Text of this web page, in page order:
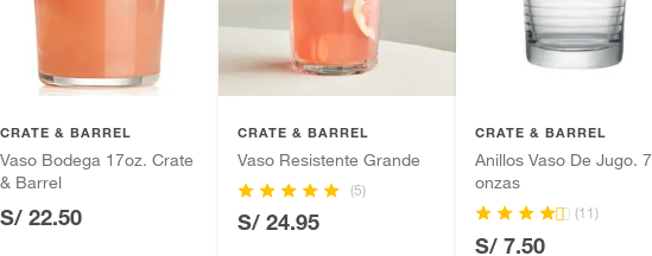
productos para asfalto.
tecnología, línea blanca, colchones, muebles,
suplementos alimenticios, vitaminas.
CRATE & BARREL
Vaso Bodega 17oz. Crate
& Barrel
S/ 22.50
CRATE & BARREL
Vaso Resistente Grande
(5)
S/ 24.95
CRATE & BARREL
Anillos Vaso De Jugo. 7
onzas
(11)
S/ 7.50